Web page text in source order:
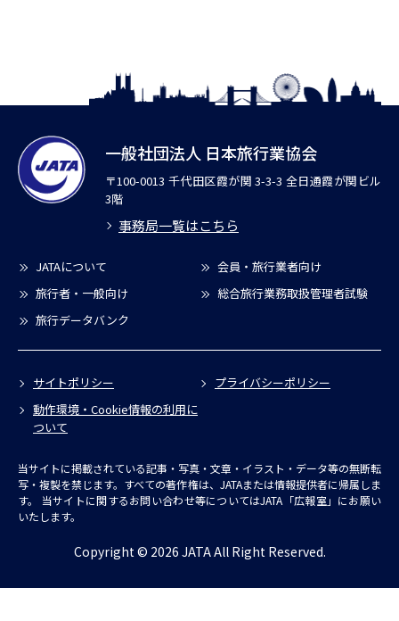
一般社団法人 日本旅行業協会
〒100-0013 千代田区霞が関 3-3-3 全日通霞が関ビル
3階
事務局一覧はこちら
JATAについて
会員・旅行業者向け
旅行者・一般向け
総合旅行業務取扱管理者試験
旅行データバンク
サイトポリシー
プライバシーポリシー
動作環境・Cookie情報の利用に
ついて
当サイトに掲載されている記事・写真・文章・イラスト・データ等の無断転
写・複製を禁じます。すべての著作権は、JATAまたは情報提供者に帰属しま
す。
当サイトに関するお問い合わせ等についてはJATA「広報室」にお願い
いたします。
Copyright © 2026 JATA All Right Reserved.